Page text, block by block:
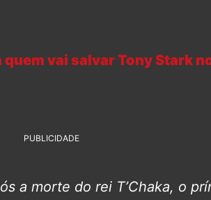
quem vai salvar Tony Stark
PUBLICIDADE
a morte do rei T’Chaka, o